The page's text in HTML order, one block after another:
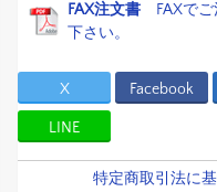
FAX注文書 FAXでご
下さい。
X Facebook
LINE
特定商取引法に